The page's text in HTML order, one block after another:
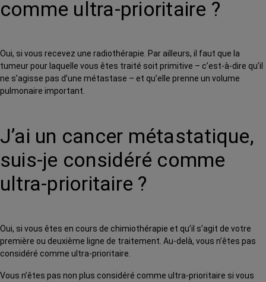
comme ultra-prioritaire ?
Oui, si vous recevez une radiothérapie. Par ailleurs, il faut que la
tumeur pour laquelle vous êtes traité soit primitive – c’est-à-dire qu’il
ne s’agisse pas d’une métastase – et qu’elle prenne un volume
pulmonaire important.
J’ai un cancer métastatique,
suis-je considéré comme
ultra-prioritaire ?
Oui, si vous êtes en cours de chimiothérapie et qu’il s’agit de votre
première ou deuxième ligne de traitement. Au-delà, vous n’êtes pas
considéré comme ultra-prioritaire.
Vous n’êtes pas non plus considéré comme ultra-prioritaire si vous